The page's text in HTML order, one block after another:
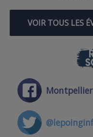
VOIR TOUS LES